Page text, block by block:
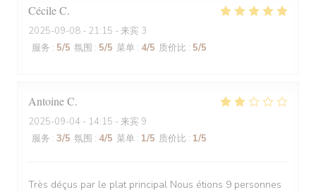
CécileC
2025-09-08 - 21:15 - 来宾 3
服务 : 5/5 氛围 : 5/5 菜单 : 4/5 质价比 : 5/5
AntoineC
2025-09-04 - 14:15 - 来宾 9
服务 : 3/5 氛围 : 4/5 菜单 : 1/5 质价比 : 1/5
Très déçus par le plat principal Nous étions 9 personnes